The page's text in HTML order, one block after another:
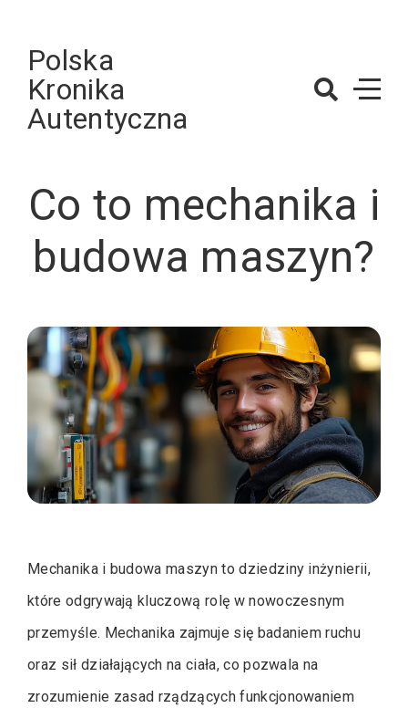
contentPolska
Kronika
Autentyczna
Co to mechanika i
budowa maszyn?
Mechanika i budowa maszyn to dziedziny inżynierii,
które odgrywają kluczową rolę w nowoczesnym
przemyśle. Mechanika zajmuje się badaniem ruchu
oraz sił działających na ciała, co pozwala na
zrozumienie zasad rządzących funkcjonowaniem